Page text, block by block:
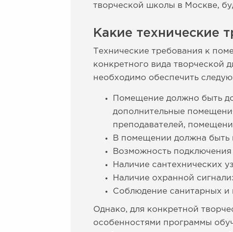
творческой школы в Москве,
Какие технические
Технические требования к
конкретного вида творческой
необходимо обеспечить
Помещение должно быть
дополнительные
преподавателей,
В помещении должна быть
Возможность
Наличие сантехнических
Наличие охранной
Соблюдение санитарных и
Однако, для конкретной
особенностями программы